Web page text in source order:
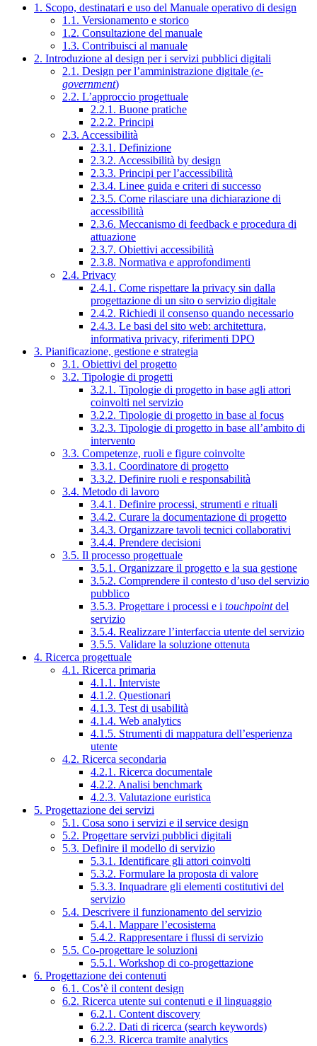
1. Scopo, destinatari e uso del Manuale operativo di design
1.1. Versionamento e storico
1.2. Consultazione del manuale
1.3. Contribuisci al manuale
2. Introduzione al design per i servizi pubblici digitali
2.1. Design per l’amministrazione digitale (e-
government)
2.2. L’approccio progettuale
2.2.1. Buone pratiche
2.2.2. Principi
2.3. Accessibilità
2.3.1. Definizione
2.3.2. Accessibilità by design
2.3.3. Principi per l’accessibilità
2.3.4. Linee guida e criteri di successo
2.3.5. Come rilasciare una dichiarazione di
accessibilità
2.3.6. Meccanismo di feedback e procedura di
attuazione
2.3.7. Obiettivi accessibilità
2.3.8. Normativa e approfondimenti
2.4. Privacy
2.4.1. Come rispettare la privacy sin dalla
progettazione di un sito o servizio digitale
2.4.2. Richiedi il consenso quando necessario
2.4.3. Le basi del sito web: architettura,
informativa privacy, riferimenti DPO
3. Pianificazione, gestione e strategia
3.1. Obiettivi del progetto
3.2. Tipologie di progetti
3.2.1. Tipologie di progetto in base agli attori
coinvolti nel servizio
3.2.2. Tipologie di progetto in base al focus
3.2.3. Tipologie di progetto in base all’ambito di
intervento
3.3. Competenze, ruoli e figure coinvolte
3.3.1. Coordinatore di progetto
3.3.2. Definire ruoli e responsabilità
3.4. Metodo di lavoro
3.4.1. Definire processi, strumenti e rituali
3.4.2. Curare la documentazione di progetto
3.4.3. Organizzare tavoli tecnici collaborativi
3.4.4. Prendere decisioni
3.5. Il processo progettuale
3.5.1. Organizzare il progetto e la sua gestione
3.5.2. Comprendere il contesto d’uso del servizio
pubblico
3.5.3. Progettare i processi e i touchpointdel
servizio
3.5.4. Realizzare l’interfaccia utente del servizio
3.5.5. Validare la soluzione ottenuta
4. Ricerca progettuale
4.1. Ricerca primaria
4.1.1. Interviste
4.1.2. Questionari
4.1.3. Test di usabilità
4.1.4. Web analytics
4.1.5. Strumenti di mappatura dell’esperienza
utente
4.2. Ricerca secondaria
4.2.1. Ricerca documentale
4.2.2. Analisi benchmark
4.2.3. Valutazione euristica
5. Progettazione dei servizi
5.1. Cosa sono i servizi e il service design
5.2. Progettare servizi pubblici digitali
5.3. Definire il modello di servizio
5.3.1. Identificare gli attori coinvolti
5.3.2. Formulare la proposta di valore
5.3.3. Inquadrare gli elementi costitutivi del
servizio
5.4. Descrivere il funzionamento del servizio
5.4.1. Mappare l’ecosistema
5.4.2. Rappresentare i flussi di servizio
5.5. Co-progettare le soluzioni
5.5.1. Workshop di co-progettazione
6. Progettazione dei contenuti
6.1. Cos’è il content design
6.2. Ricerca utente sui contenuti e il linguaggio
6.2.1. Content discovery
6.2.2. Dati di ricerca (search keywords)
6.2.3. Ricerca tramite analytics